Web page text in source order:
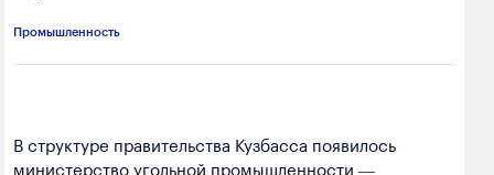
Химическая промышленность
Машиностроение
Новости
промышленности
650000, г. Кемерово, пр. Советский, 63
+7 (3842) 58-78-61
Промышленность
В структуре правительства Кузбасса появилось
министерство угольной промышленности ―